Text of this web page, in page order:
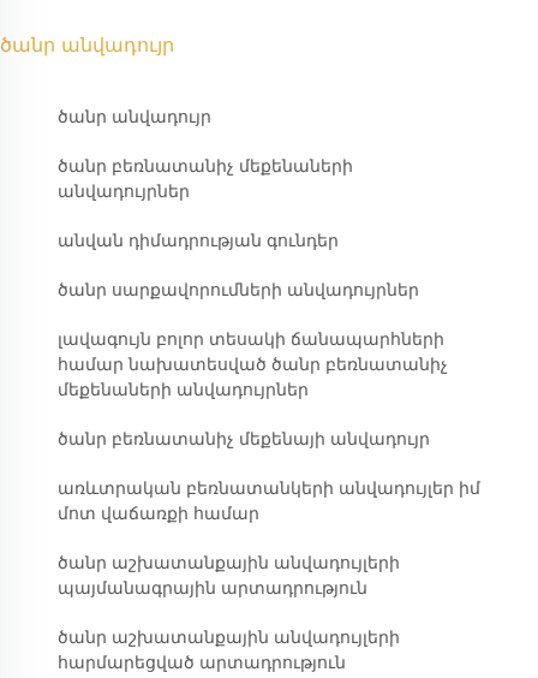
ծանր անվադույր
ծանր անվադույր
ծանր բեռնատանիչ մեքենաների
անվադույրներ
անվան դիմադրության գունդեր
ծանր սարքավորումների անվադույրներ
լավագույն բոլոր տեսակի ճանապարհների
համար նախատեսված ծանր բեռնատանիչ
մեքենաների անվադույրներ
ծանր բեռնատանիչ մեքենայի անվադույր
առևտրական բեռնատանկերի անվադույլեր իմ
մոտ վաճառքի համար
ծանր աշխատանքային անվադույլերի
պայմանագրային արտադրություն
ծանր աշխատանքային անվադույլերի
հարմարեցված արտադրություն